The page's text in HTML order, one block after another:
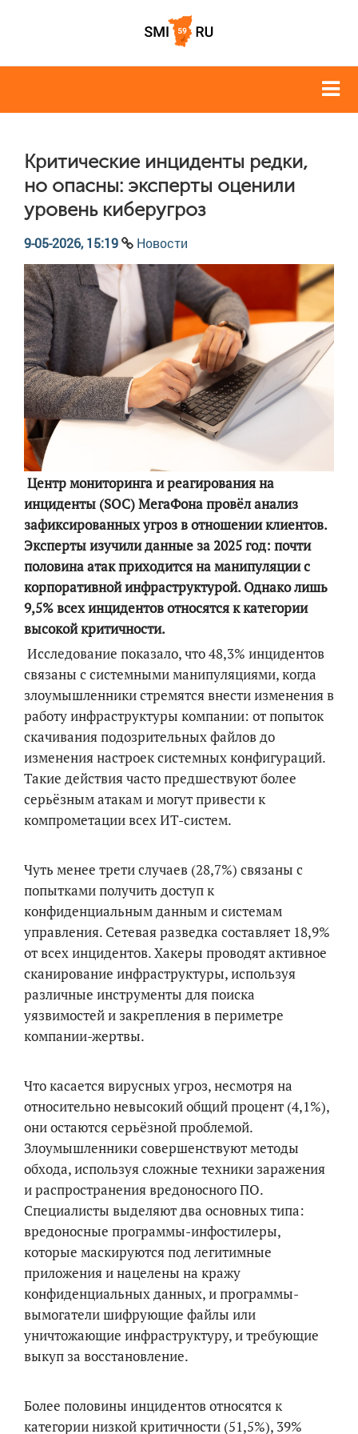
Критические инциденты редки,
но опасны: эксперты оценили
уровень киберугроз
9-05-2026, 15:19 Новости
Центр мониторинга и реагирования на
инциденты (SOC) МегаФона провёл анализ
зафиксированных угроз в отношении клиентов.
Эксперты изучили данные за 2025 год: почти
половина атак приходится на манипуляции с
корпоративной инфраструктурой. Однако лишь
9,5% всех инцидентов относятся к категории
высокой критичности.
Исследование показало, что 48,3% инцидентов
связаны с системными манипуляциями, когда
злоумышленники стремятся внести изменения в
работу инфраструктуры компании: от попыток
скачивания подозрительных файлов до
изменения настроек системных конфигураций.
Такие действия часто предшествуют более
серьёзным атакам и могут привести к
компрометации всех ИТ-систем.
Чуть менее трети случаев (28,7%) связаны с
попытками получить доступ к
конфиденциальным данным и системам
управления. Сетевая разведка составляет 18,9%
от всех инцидентов. Хакеры проводят активное
сканирование инфраструктуры, используя
различные инструменты для поиска
уязвимостей и закрепления в периметре
компании-жертвы.
Что касается вирусных угроз, несмотря на
относительно невысокий общий процент (4,1%),
они остаются серьёзной проблемой.
Злоумышленники совершенствуют методы
обхода, используя сложные техники заражения
и распространения вредоносного ПО.
Специалисты выделяют два основных типа:
вредоносные программы-инфостилеры,
которые маскируются под легитимные
приложения и нацелены на кражу
конфиденциальных данных, и программы-
вымогатели шифрующие файлы или
уничтожающие инфраструктуру, и требующие
выкуп за восстановление.
Более половины инцидентов относятся к
категории низкой критичности (51,5%), 39%